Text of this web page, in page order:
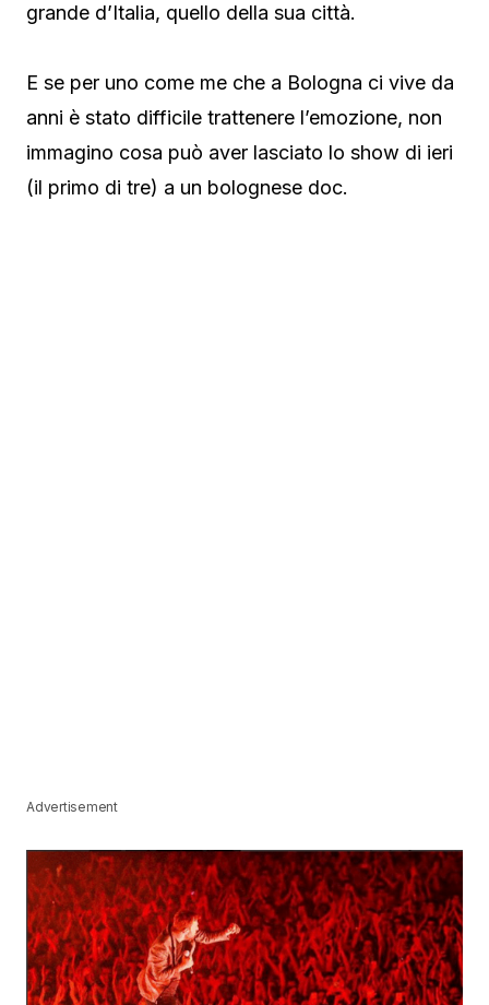
grande d’Italia, quello della sua città.
E se per uno come me che a Bologna ci vive da
anni è stato difficile trattenere l’emozione, non
immagino cosa può aver lasciato lo show di ieri
(il primo di tre) a un bolognese doc.
Advertisement